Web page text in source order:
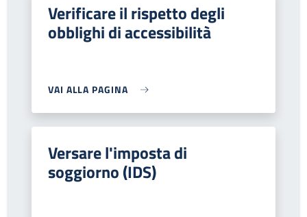
Verificare il rispetto degli
obblighi di accessibilità
VAI ALLA PAGINA
Versare l'imposta di
soggiorno (IDS)